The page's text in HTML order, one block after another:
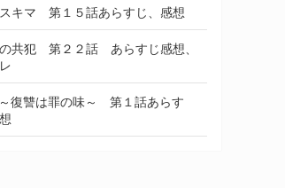
キマ 第１５話あらすじ、感想
共犯 第２２話 あらすじ感想、
復讐は罪の味～ 第１話あらす